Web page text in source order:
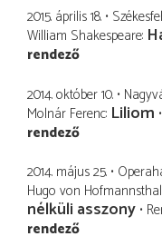
2015. április 18.
William Shakespeare
rendező
2014. október 10.
Molnár Ferenc Liliom
rendező
2014. május 25.
Hugo von
nélküli asszony
rendező